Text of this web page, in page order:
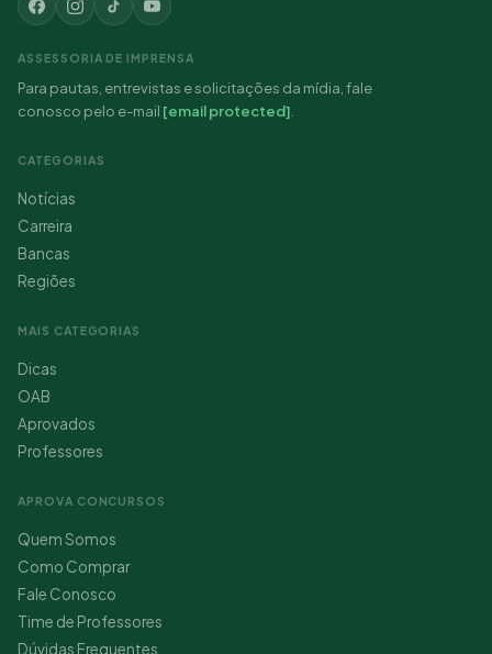
ASSESSORIA DE IMPRENSA
Para pautas, entrevistas e solicitações da mídia, fale
conosco pelo e-mail [email protected]
CATEGORIAS
Notícias
Carreira
Bancas
Regiões
MAIS CATEGORIAS
Dicas
OAB
Aprovados
Professores
APROVA CONCURSOS
Quem Somos
Como Comprar
Fale Conosco
Time de Professores
Dúvidas Frequentes